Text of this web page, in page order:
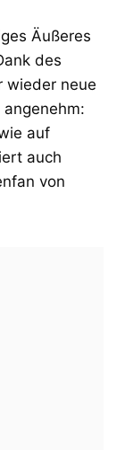
Äußeres
des
wieder neue
auf
auch
von